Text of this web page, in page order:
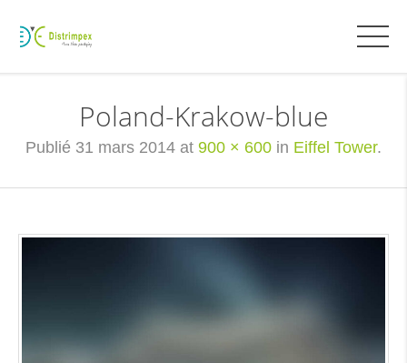
Poland-Krakow-blue
Publié 31 mars 2014 at 900 × 600 in Eiffel Tower.